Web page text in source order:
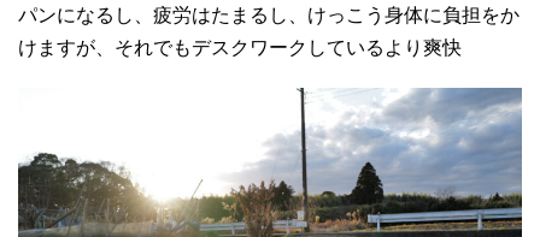
パンになるし、疲労はたまるし、けっこう身体に負担をか
けますが、それでもデスクワークしているより爽快